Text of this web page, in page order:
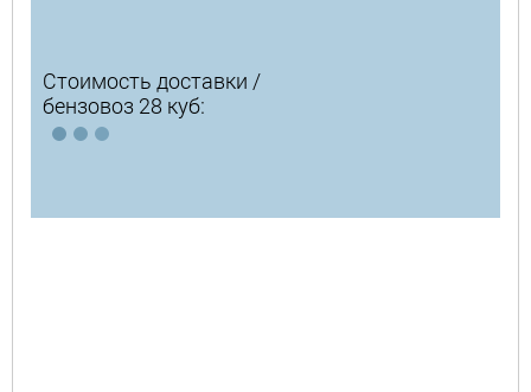
Стоимость доставки /
бензовоз 28 куб: